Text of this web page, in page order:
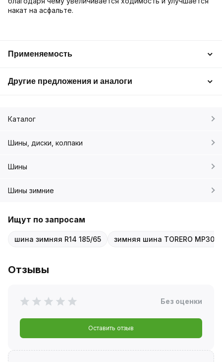
накат на асфальте.
Применяемость
Другие предложения и аналоги
Каталог
Шины, диски, колпаки
Шины
Шины зимние
Ищут по запросам
шина зимняя R14 185/65 зимняя шина TORERO MP30
Отзывы
Без оценки
Оставить отзыв